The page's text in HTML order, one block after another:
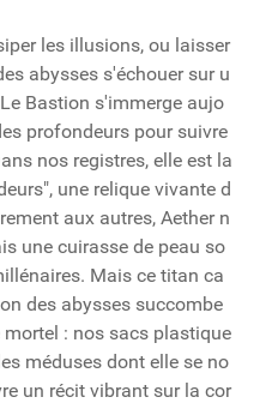
les illusions, ou laisser
abysses s'échouer sur u
Bastion s'immerge aujo
profondeurs pour suivre
nos registres, elle est la
une relique vivante d
aux autres, Aether n
une cuirasse de peau so
Mais ce titan ca
des abysses succombe
: nos sacs plastique
méduses dont elle se no
un récit vibrant sur la cor